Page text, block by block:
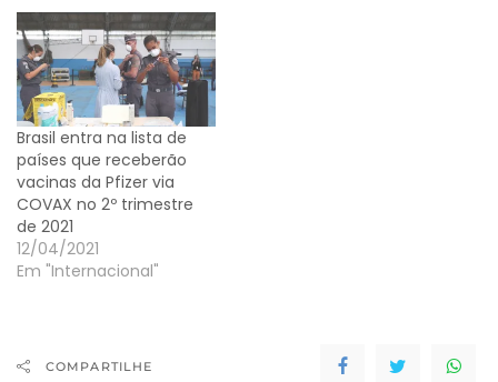
Brasil entra na lista de
países que receberão
vacinas da Pfizer via
COVAX no 2º trimestre
de 2021
12/04/2021
Em "Internacional"
COMPARTILHE